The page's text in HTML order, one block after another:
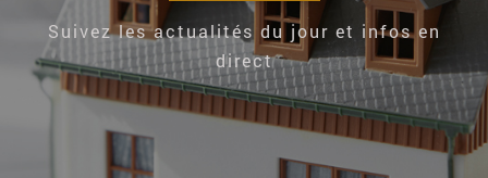
Suivez les actualités du jour et infos en
direct